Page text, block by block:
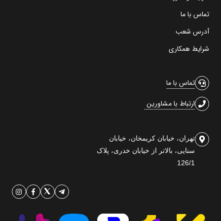
تماس با ما
آدرس شعب
شرایط همکاری
تماس با ما
ارتباط با مشاورین
تهران، خیابان کریمخان، خیابان
سنایی، بالاتر از خیابان خدری، پلاک
126/1